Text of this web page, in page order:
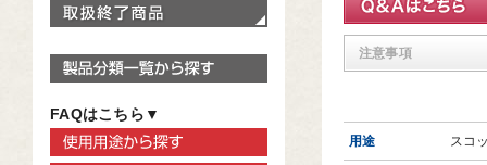
注意事項
用途 スコ
製品分類一覧から探す
FAQはこちら▼
使用用途から探す